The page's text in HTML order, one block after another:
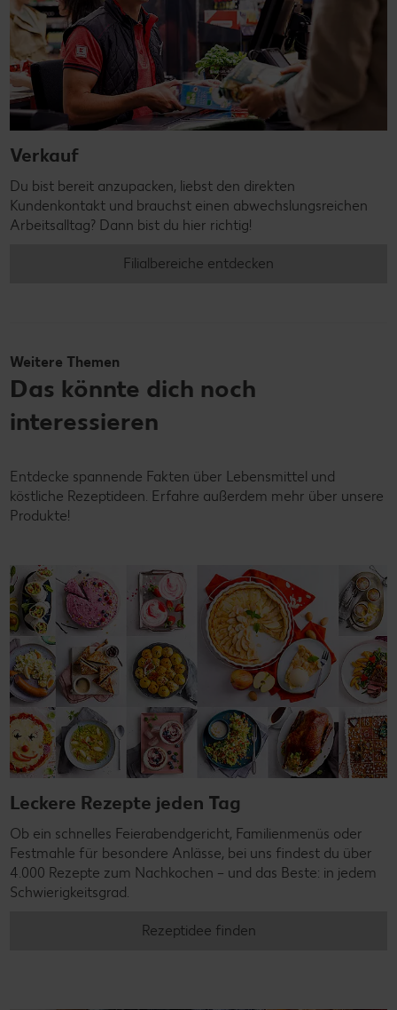
Verkauf
Du bist bereit anzupacken, liebst den direkten
Kundenkontakt und brauchst einen abwechslungsreichen
Arbeitsalltag? Dann bist du hier richtig!
Filialbereiche entdecken
Weitere Themen
Das könnte dich noch
interessieren
Entdecke spannende Fakten über Lebensmittel und
köstliche Rezeptideen. Erfahre außerdem mehr über unsere
Produkte!
Leckere Rezepte jeden Tag
Ob ein schnelles Feierabendgericht, Familienmenüs oder
Festmahle für besondere Anlässe, bei uns findest du über
4.000 Rezepte zum Nachkochen – und das Beste: in jedem
Schwierigkeitsgrad.
Rezeptidee finden